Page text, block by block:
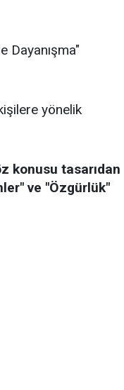
Dayanışma"
yönelik
konusu tasarıdan
ve "Özgürlük"